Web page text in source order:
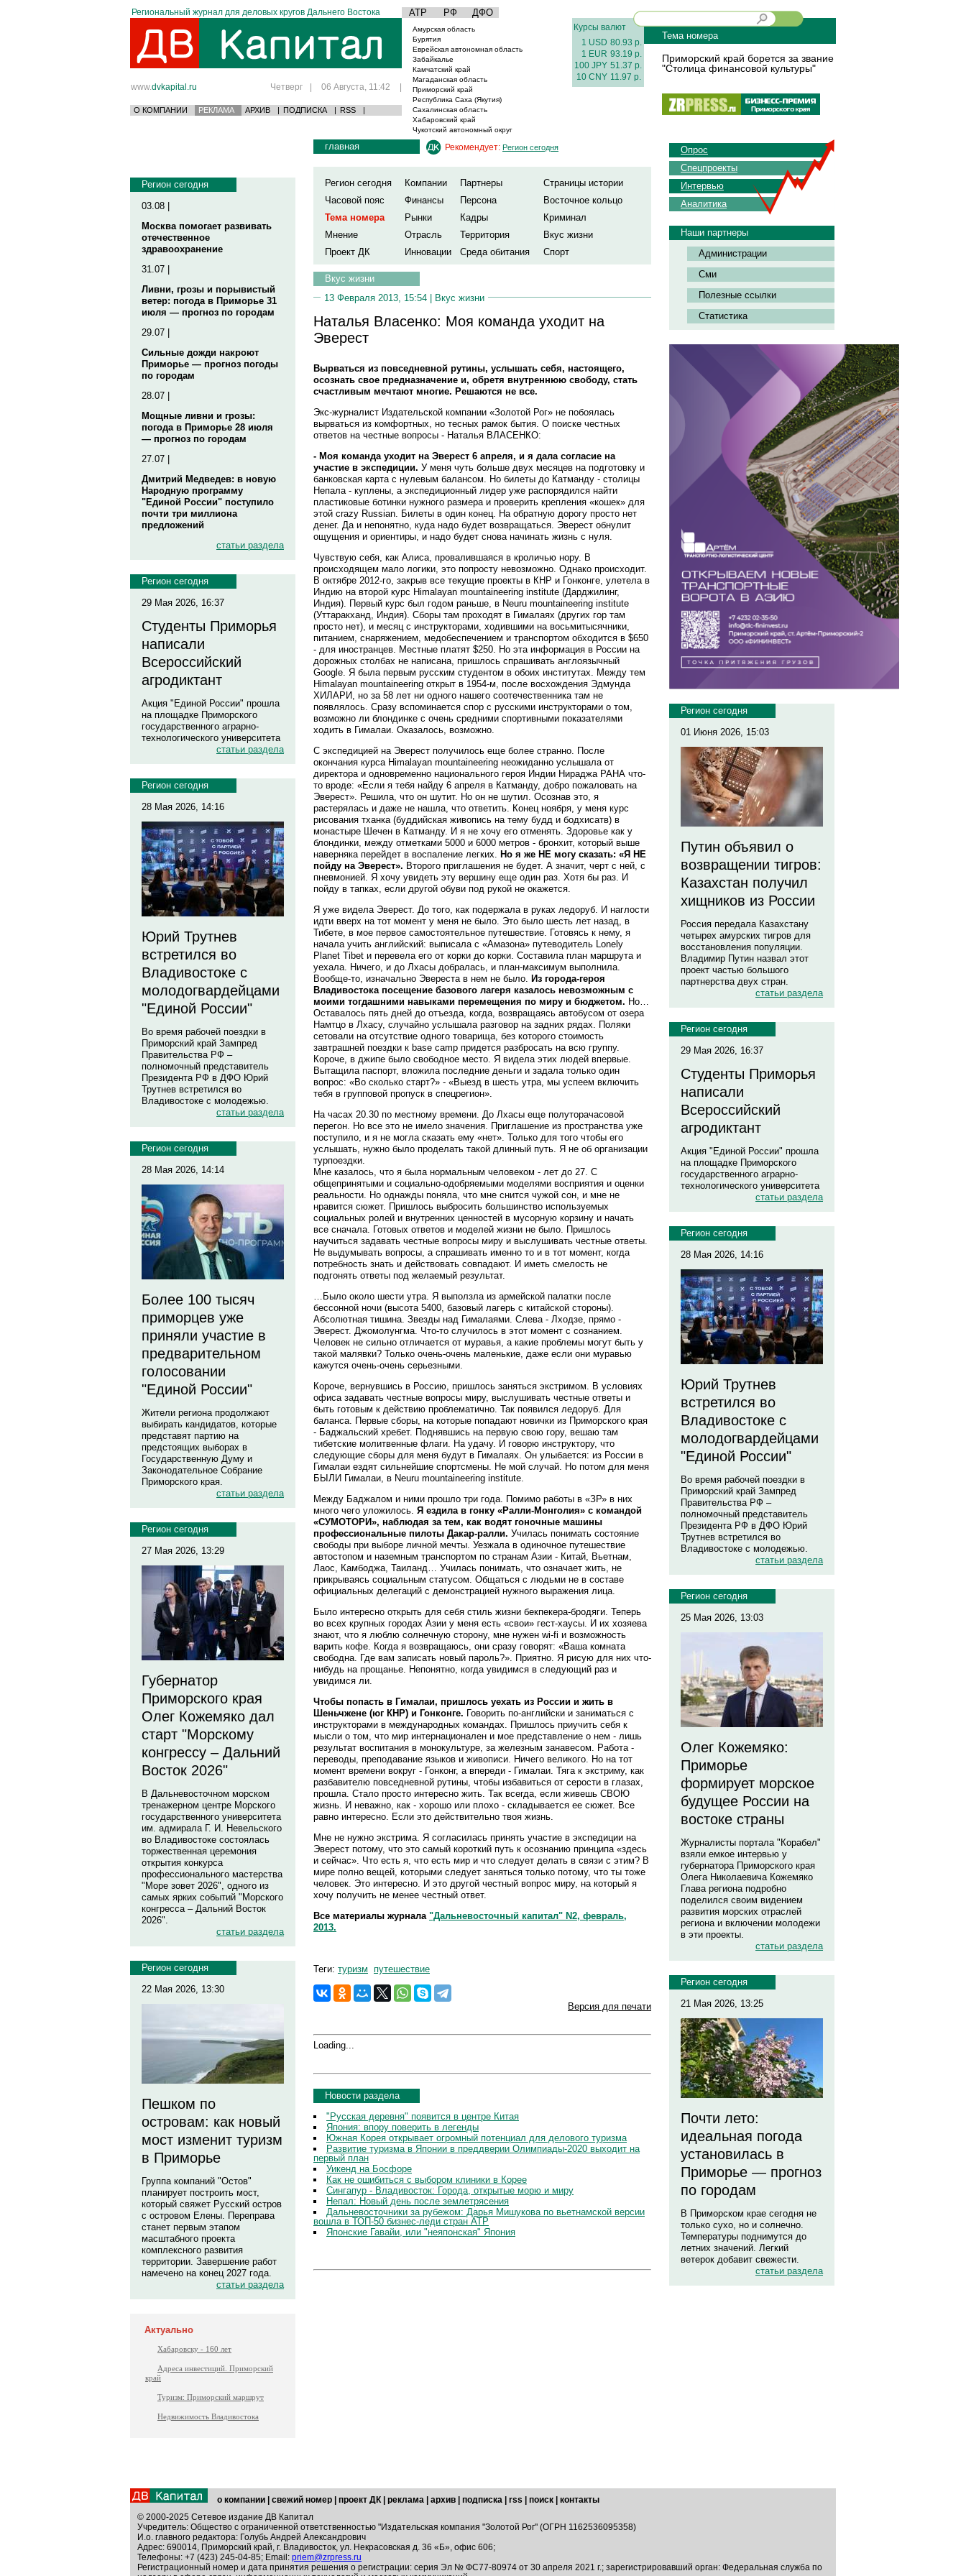
Региональный журнал для деловых кругов Дальнего Востока АТР РФ ДФО
www.dvkapital.ru Четверг | 06 Августа, 11:42 |
О КОМПАНИИ РЕКЛАМА АРХИВ | ПОДПИСКА | RSS |
Амурская область
Бурятия
Еврейская автономная область
Забайкалье
Камчатский край
Магаданская область
Приморский край
Республика Саха (Якутия)
Сахалинская область
Хабаровский край
Чукотский автономный округ
Курсы валют
1 USD 80.93 р.
1 EUR 93.19 р.
100 JPY 51.37 р.
10 CNY 11.97 р.
Тема номера
Приморский край борется за звание
"Столица финансовой культуры"
Регион сегодня
03.08 |
Москва помогает развивать
отечественное
здравоохранение
31.07 |
Ливни, грозы и порывистый
ветер: погода в Приморье 31
июля — прогноз по городам
29.07 |
Сильные дожди накроют
Приморье — прогноз погоды
по городам
28.07 |
Мощные ливни и грозы:
погода в Приморье 28 июля
— прогноз по городам
27.07 |
Дмитрий Медведев: в новую
Народную программу
"Единой России" поступило
почти три миллиона
предложений
статьи раздела
Регион сегодня
29 Мая 2026, 16:37
Студенты Приморья
написали
Всероссийский
агродиктант
Акция "Единой России" прошла
на площадке Приморского
государственного аграрно-
технологического университета
статьи раздела
Регион сегодня
28 Мая 2026, 14:16
Юрий Трутнев
встретился во
Владивостоке с
молодогвардейцами
"Единой России"
Во время рабочей поездки в
Приморский край Зампред
Правительства РФ –
полномочный представитель
Президента РФ в ДФО Юрий
Трутнев встретился во
Владивостоке с молодежью.
статьи раздела
Регион сегодня
28 Мая 2026, 14:14
Более 100 тысяч
приморцев уже
приняли участие в
предварительном
голосовании
"Единой России"
Жители региона продолжают
выбирать кандидатов, которые
представят партию на
предстоящих выборах в
Государственную Думу и
Законодательное Собрание
Приморского края.
статьи раздела
Регион сегодня
27 Мая 2026, 13:29
Губернатор
Приморского края
Олег Кожемяко дал
старт "Морскому
конгрессу – Дальний
Восток 2026"
В Дальневосточном морском
тренажерном центре Морского
государственного университета
им. адмирала Г. И. Невельского
во Владивостоке состоялась
торжественная церемония
открытия конкурса
профессионального мастерства
"Море зовет 2026", одного из
самых ярких событий "Морского
конгресса – Дальний Восток
2026".
статьи раздела
Регион сегодня
22 Мая 2026, 13:30
Пешком по
островам: как новый
мост изменит туризм
в Приморье
Группа компаний "Остов"
планирует построить мост,
который свяжет Русский остров
с островом Елены. Переправа
станет первым этапом
масштабного проекта
комплексного развития
территории. Завершение работ
намечено на конец 2027 года.
статьи раздела
Актуально
Хабаровску - 160 лет
Адреса инвестиций. Приморский
край
Туризм: Приморский маршрут
Недвижимость Владивостока
главная Рекомендует: Регион сегодня
Регион сегодня Компании Партнеры
Страницы истории
Часовой пояс
Финансы Персона
Восточное кольцо
Тема номера
Рынки Кадры
Криминал
Мнение
Отрасль Территория
Вкус жизни
Проект ДК
Инновации Среда обитания Спорт
Вкус жизни
13 Февраля 2013, 15:54 | Вкус жизни
Наталья Власенко: Моя команда уходит на
Эверест
Вырваться из повседневной рутины, услышать себя, настоящего,
осознать свое предназначение и, обретя внутреннюю свободу, стать
счастливым мечтают многие. Решаются не все.
Экс-журналист Издательской компании «Золотой Рог» не побоялась
вырваться из комфортных, но тесных рамок бытия. О поиске честных
ответов на честные вопросы - Наталья ВЛАСЕНКО:
- Моя команда уходит на Эверест 6 апреля, и я дала согласие на
участие в экспедиции. У меня чуть больше двух месяцев на подготовку и
банковская карта с нулевым балансом. Но билеты до Катманду - столицы
Непала - куплены, а экспедиционный лидер уже распорядился найти
пластиковые ботинки нужного размера и проверить крепления «кошек» для
этой crazy Russian. Билеты в один конец. На обратную дорогу просто нет
денег. Да и непонятно, куда надо будет возвращаться. Эверест обнулит
ощущения и ориентиры, и надо будет снова начинать жизнь с нуля.
Чувствую себя, как Алиса, провалившаяся в кроличью нору. В
происходящем мало логики, это попросту невозможно. Однако происходит.
В октябре 2012-го, закрыв все текущие проекты в КНР и Гонконге, улетела в
Индию на второй курс Himalayan mountaineering institute (Дарджилинг,
Индия). Первый курс был годом раньше, в Neuru mountaineering institute
(Уттаракханд, Индия). Сборы там проходят в Гималаях (других гор там
просто нет), и месяц с инструкторами, ходившими на восьмитысячники,
питанием, снаряжением, медобеспечением и транспортом обходится в $650
- для иностранцев. Местные платят $250. Но эта информация в России на
дорожных столбах не написана, пришлось спрашивать англоязычный
Google. Я была первым русским студентом в обоих институтах. Между тем
Himalayan mountaineering открыт в 1954-м, после восхождения Эдмунда
ХИЛАРИ, но за 58 лет ни одного нашего соотечественника там не
появлялось. Сразу вспоминается спор с русскими инструкторами о том,
возможно ли блондинке с очень средними спортивными показателями
ходить в Гималаи. Оказалось, возможно.
С экспедицией на Эверест получилось еще более странно. После
окончания курса Himalayan mountaineering неожиданно услышала от
директора и одновременно национального героя Индии Нираджа РАНА что-
то вроде: «Если я тебя найду 6 апреля в Катманду, добро пожаловать на
Эверест». Решила, что он шутит. Но он не шутил. Осознав это, я
растерялась и даже не нашла, что ответить. Конец ноября, у меня курс
рисования тханка (буддийская живопись на тему будд и бодхисатв) в
монастыре Шечен в Катманду. И я не хочу его отменять. Здоровье как у
блондинки, между отметками 5000 и 6000 метров - бронхит, который выше
наверняка перейдет в воспаление легких. Но я же НЕ могу сказать: «Я НЕ
пойду на Эверест». Второго приглашения не будет. А значит, черт с ней, с
пневмонией. Я хочу увидеть эту вершину еще один раз. Хотя бы раз. И
пойду в тапках, если другой обуви под рукой не окажется.
Я уже видела Эверест. До того, как подержала в руках ледоруб. И наглости
идти вверх на тот момент у меня не было. Это было шесть лет назад, в
Тибете, в мое первое самостоятельное путешествие. Готовясь к нему, я
начала учить английский: выписала с «Амазона» путеводитель Lonely
Planet Tibet и перевела его от корки до корки. Составила план маршрута и
уехала. Ничего, и до Лхасы добралась, и план-максимум выполнила.
Вообще-то, изначально Эвереста в нем не было. Из города-героя
Владивостока посещение базового лагеря казалось невозможным с
моими тогдашними навыками перемещения по миру и бюджетом. Но…
Оставалось пять дней до отъезда, когда, возвращаясь автобусом от озера
Намтцо в Лхасу, случайно услышала разговор на задних рядах. Поляки
сетовали на отсутствие одного товарища, без которого стоимость
завтрашней поездки к base camp придется разбросать на всю группу.
Короче, в джипе было свободное место. Я видела этих людей впервые.
Вытащила паспорт, вложила последние деньги и задала только один
вопрос: «Во сколько старт?» - «Выезд в шесть утра, мы успеем включить
тебя в групповой пропуск в спецрегион».
На часах 20.30 по местному времени. До Лхасы еще полуторачасовой
перегон. Но все это не имело значения. Приглашение из пространства уже
поступило, и я не могла сказать ему «нет». Только для того чтобы его
услышать, нужно было проделать такой длинный путь. Я не об организации
турпоездки.
Мне казалось, что я была нормальным человеком - лет до 27. С
общепринятыми и социально-одобряемыми моделями восприятия и оценки
реальности. Но однажды поняла, что мне снится чужой сон, и мне не
нравится сюжет. Пришлось выбросить большинство используемых
социальных ролей и внутренних ценностей в мусорную корзину и начать
все сначала. Готовых ответов и моделей жизни не было. Пришлось
научиться задавать честные вопросы миру и выслушивать честные ответы.
Не выдумывать вопросы, а спрашивать именно то и в тот момент, когда
потребность знать и действовать совпадают. И иметь смелость не
подгонять ответы под желаемый результат.
…Было около шести утра. Я выползла из армейской палатки после
бессонной ночи (высота 5400, базовый лагерь с китайской стороны).
Абсолютная тишина. Звезды над Гималаями. Слева - Лходзе, прямо -
Эверест. Джомолунгма. Что-то случилось в этот момент с сознанием.
Человек не сильно отличается от муравья, а какие проблемы могут быть у
такой малявки? Только очень-очень маленькие, даже если они муравью
кажутся очень-очень серьезными.
Короче, вернувшись в Россию, пришлось заняться экстримом. В условиях
офиса задавать честные вопросы миру, выслушивать честные ответы и
быть готовым к действию проблематично. Так появился ледоруб. Для
баланса. Первые сборы, на которые попадают новички из Приморского края
- Баджальский хребет. Поднявшись на первую свою гору, вешаю там
тибетские молитвенные флаги. На удачу. И говорю инструктору, что
следующие сборы для меня будут в Гималаях. Он улыбается: из России в
Гималаи ездят сильнейшие спортсмены. Не мой случай. Но потом для меня
БЫЛИ Гималаи, в Neuru mountaineering institute.
Между Баджалом и ними прошло три года. Помимо работы в «ЗР» в них
много чего уложилось. Я ездила в гонку «Ралли-Монголия» с командой
«СУМОТОРИ», наблюдая за тем, как водят гоночные машины
профессиональные пилоты Дакар-ралли. Училась понимать состояние
свободы при выборе личной мечты. Уезжала в одиночное путешествие
автостопом и наземным транспортом по странам Азии - Китай, Вьетнам,
Лаос, Камбоджа, Таиланд… Училась понимать, что означает жить, не
прикрываясь социальным статусом. Общаться с людьми не в составе
официальных делегаций с демонстрацией нужного выражения лица.
Было интересно открыть для себя стиль жизни бекпекера-бродяги. Теперь
во всех крупных городах Азии у меня есть «свои» гест-хаусы. И их хозяева
знают, что я люблю солнечную сторону, мне нужен wi-fi и возможность
варить кофе. Когда я возвращаюсь, они сразу говорят: «Ваша комната
свободна. Где вам записать новый пароль?». Приятно. Я рисую для них что-
нибудь на прощанье. Непонятно, когда увидимся в следующий раз и
увидимся ли.
Чтобы попасть в Гималаи, пришлось уехать из России и жить в
Шеньчжене (юг КНР) и Гонконге. Говорить по-английски и заниматься с
инструкторами в международных командах. Пришлось приучить себя к
мысли о том, что мир интернационален и мое представление о нем - лишь
результат воспитания в монокультуре, за железным занавесом. Работа -
переводы, преподавание языков и живописи. Ничего великого. Но на тот
момент времени вокруг - Гонконг, а впереди - Гималаи. Тяга к экстриму, как
разбавителю повседневной рутины, чтобы избавиться от серости в глазах,
прошла. Стало просто интересно жить. Так всегда, если живешь СВОЮ
жизнь. И неважно, как - хорошо или плохо - складывается ее сюжет. Все
равно интересно. Если это действительно твоя жизнь.
Мне не нужно экстрима. Я согласилась принять участие в экспедиции на
Эверест потому, что это самый короткий путь к осознанию принципа «здесь
и сейчас». Что есть я, что есть мир и что следует делать в связи с этим? В
мире полно вещей, которыми следует заняться только потому, что ты тоже
человек. Это интересно. И это другой честный вопрос миру, на который я
хочу получить не менее честный ответ.
Все материалы журнала "Дальневосточный капитал" N2, февраль,
2013.
Теги: туризм путешествие
Версия для печати
Loading...
Новости раздела
"Русская деревня" появится в центре Китая
Япония: впору поверить в легенды
Южная Корея открывает огромный потенциал для делового туризма
Развитие туризма в Японии в преддверии Олимпиады-2020 выходит на
первый план
Уикенд на Босфоре
Как не ошибиться с выбором клиники в Корее
Сингапур - Владивосток: Города, открытые морю и миру
Непал: Новый день после землетрясения
Дальневосточники за рубежом: Дарья Мишукова по вьетнамской версии
вошла в ТОП-50 бизнес-леди стран АТР
Японские Гавайи, или "неяпонская" Япония
Опрос
Спецпроекты
Интервью
Аналитика
Наши партнеры
Администрации
Сми
Полезные ссылки
Статистика
Регион сегодня
01 Июня 2026, 15:03
Путин объявил о
возвращении тигров:
Казахстан получил
хищников из России
Россия передала Казахстану
четырех амурских тигров для
восстановления популяции.
Владимир Путин назвал этот
проект частью большого
партнерства двух стран.
статьи раздела
Регион сегодня
29 Мая 2026, 16:37
Студенты Приморья
написали
Всероссийский
агродиктант
Акция "Единой России" прошла
на площадке Приморского
государственного аграрно-
технологического университета
статьи раздела
Регион сегодня
28 Мая 2026, 14:16
Юрий Трутнев
встретился во
Владивостоке с
молодогвардейцами
"Единой России"
Во время рабочей поездки в
Приморский край Зампред
Правительства РФ –
полномочный представитель
Президента РФ в ДФО Юрий
Трутнев встретился во
Владивостоке с молодежью.
статьи раздела
Регион сегодня
25 Мая 2026, 13:03
Олег Кожемяко:
Приморье
формирует морское
будущее России на
востоке страны
Журналисты портала "Корабел"
взяли емкое интервью у
губернатора Приморского края
Олега Николаевича Кожемяко
Глава региона подробно
поделился своим видением
развития морских отраслей
региона и включении молодежи
в эти проекты.
статьи раздела
Регион сегодня
21 Мая 2026, 13:25
Почти лето:
идеальная погода
установилась в
Приморье — прогноз
по городам
В Приморском крае сегодня не
только сухо, но и солнечно.
Температуры поднимутся до
летних значений. Легкий
ветерок добавит свежести.
статьи раздела
о компании свежий номер проект ДК реклама архив подписка rss поиск
контакты
© 2000-2025 Сетевое издание ДВ Капитал
Учредитель: Общество с ограниченной ответственностью "Издательская компания "Золотой Рог" (ОГРН 1162536095358)
И.о. главного редактора: Голубь Андрей Александрович
Адрес: 690014, Приморский край, г. Владивосток, ул. Некрасовская д. 36 «Б», офис 606;
Телефоны: +7 (423) 245-04-85; Email: priem@zrpress.ru
Регистрационный номер и дата принятия решения о регистрации: серия Эл № ФС77-80974 от 30 апреля 2021 г.; зарегистрировавший орган: Федеральная служба по